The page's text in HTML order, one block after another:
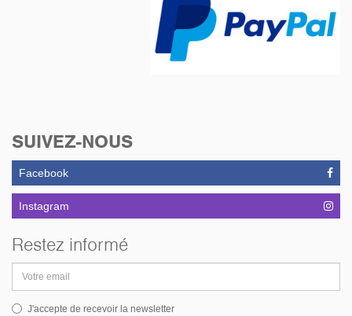
SUIVEZ-NOUS
Facebook
Instagram
Restez informé
email
J'accepte de recevoir la newsletter